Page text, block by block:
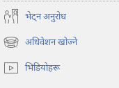
भेट्‌न अनुरोध
अधिवेशन खोज्ने
(ब्राउजरको
अर्को
ट्याबमा
भिडियोहरू